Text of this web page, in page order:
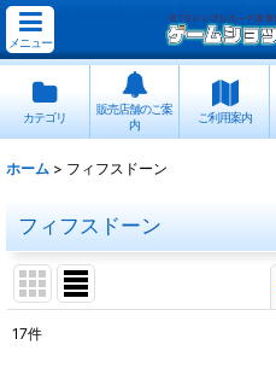
メニュー
カテゴリ
販売店舗のご案
内
ご利用案内
ホーム > フィフスドーン
フィフスドーン
17件